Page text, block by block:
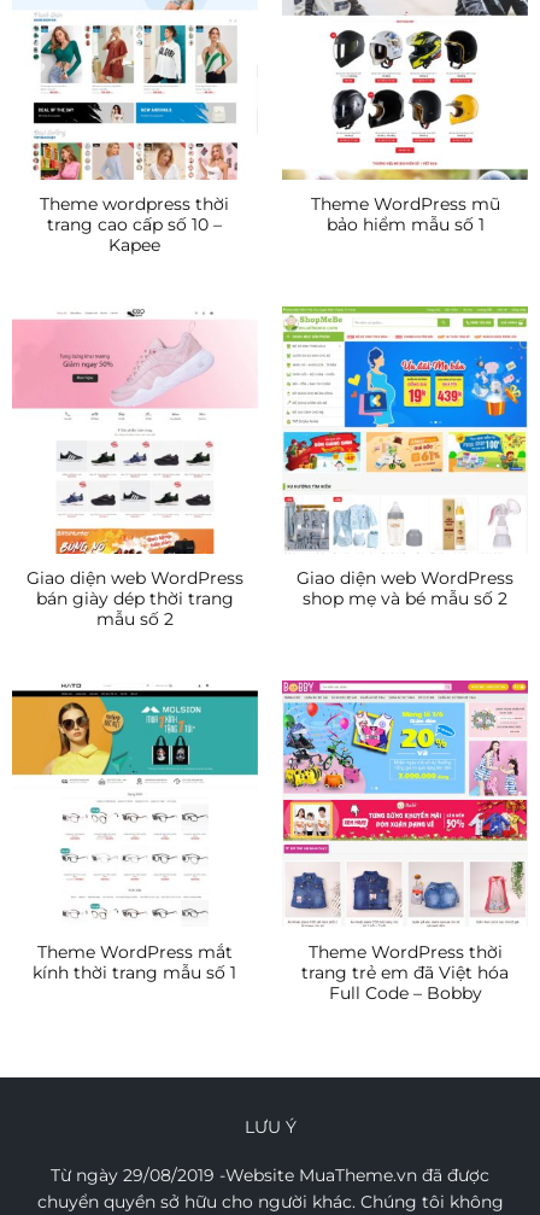
Theme wordpress thời
trang cao cấp số 10 –
Kapee
Theme WordPress mũ
bảo hiểm mẫu số 1
Giao diện web WordPress
bán giày dép thời trang
mẫu số 2
Giao diện web WordPress
shop mẹ và bé mẫu số 2
Theme WordPress mắt
kính thời trang mẫu số 1
Theme WordPress thời
trang trẻ em đã Việt hóa
Full Code – Bobby
LƯU Ý
Từ ngày 29/08/2019 -Website MuaTheme.vn đã được
chuyển quyền sở hữu cho người khác. Chúng tôi không